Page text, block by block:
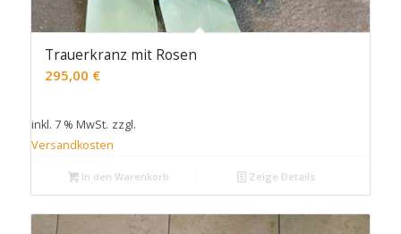
Trauerkranz mit Rosen
295,00 €
inkl. 7 % MwSt. zzgl.
Versandkosten
In den Warenkorb Zeige Details